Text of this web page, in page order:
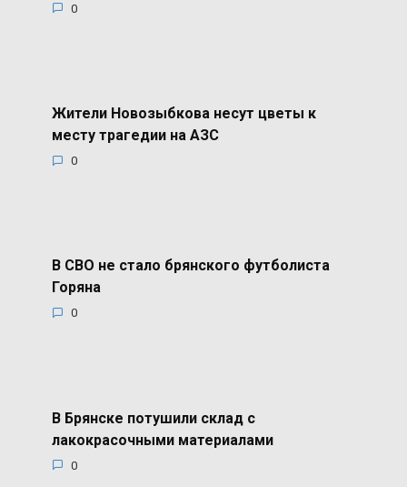
0
Жители Новозыбкова несут цветы к
месту трагедии на АЗС
0
В СВО не стало брянского футболиста
Горяна
0
В Брянске потушили склад с
лакокрасочными материалами
0